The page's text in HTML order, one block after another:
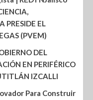
PRESIDE EL
(PVEM)
DEL
EN PERIFÉRICO
IZCALLI
Para Construir